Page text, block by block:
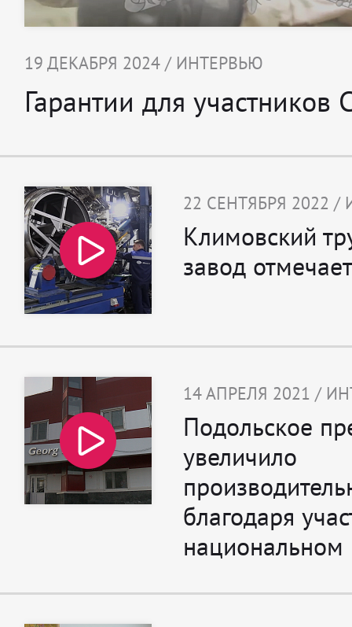
19 ДЕКАБРЯ 2024 / ИНТЕРВЬЮ
Гарантии для участников
22 СЕНТЯБРЯ 2022 /
Климовский
завод
14 АПРЕЛЯ 2021 /
Подольское
увеличило
благодаря
национальном